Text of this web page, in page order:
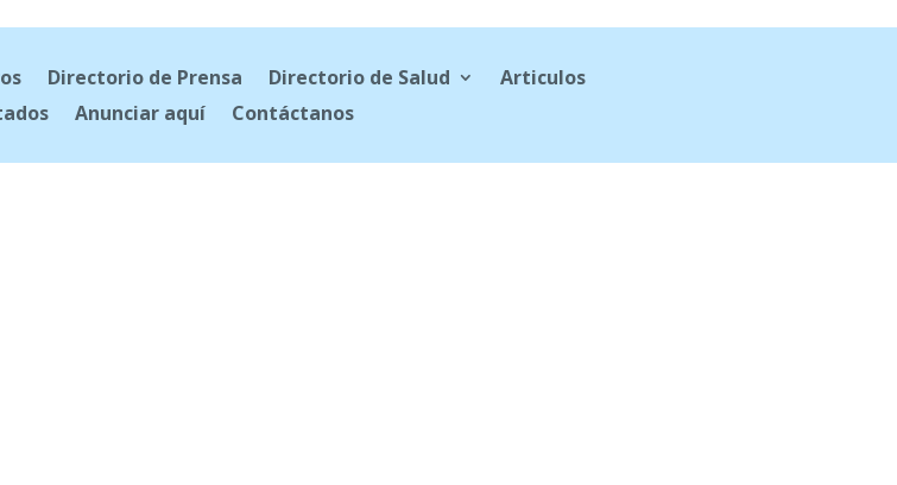
Directorio de Prensa Directorio de Salud
Articulos
Anunciar aquí Contáctanos